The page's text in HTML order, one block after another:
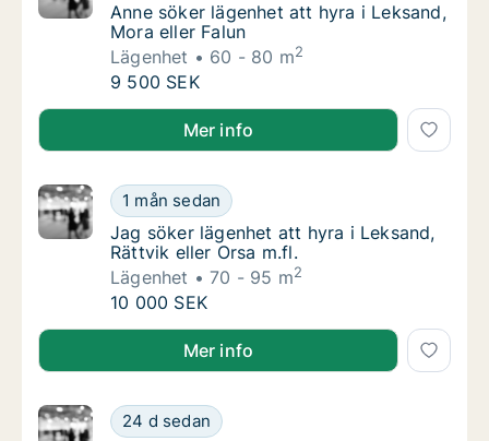
Anne söker lägenhet att hyra i Leksand,
Anne söker lägenhet att hyra i Leksand,
Mora eller Falun
Lägenhet
60 - 80 m2
Anne söker lägenhet att hyra i Leksand,
9 500 SEK
Anne söker lägenhet att hyra i Leksand, Mora eller
Mer info
Jag söker lägenhet att hyra i Leksand,
1 mån sedan
Jag söker lägenhet att hyra i Leksand,
Jag söker lägenhet att hyra i Leksand,
Rättvik eller Orsa m.fl.
Lägenhet
70 - 95 m2
Jag söker lägenhet att hyra i Leksand,
10 000 SEK
Jag söker lägenhet att hyra i Leksand, Rättvik eller
Mer info
Jag söker lägenhet eller hus att hyra i Mora
24 d sedan